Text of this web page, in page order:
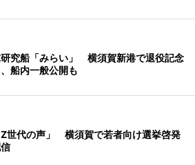
究船「みらい」 横須賀新港で退役記念
船内一般公開も
Z世代の声」 横須賀で若者向け選挙啓発